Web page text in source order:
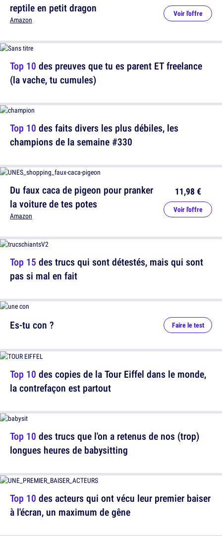
Top 10 des preuves que tu es parent ET freelance
(la vache, tu cumules)
Du faux caca de pigeon pour pranker
la voiture de tes potes
Amazon
11,98 €
Voir l'offre
Es-tu con ? Faire le test
Top 10 des trucs que l'on a retenus de nos (trop)
longues heures de babysitting
reptile en petit dragon
Amazon
Voir l'offre
Top 10 des faits divers les plus débiles, les
champions de la semaine #330
Top 15 des trucs qui sont détestés, mais qui sont
pas si mal en fait
Top 10 des copies de la Tour Eiffel dans le monde,
la contrefaçon est partout
Top 10 des acteurs qui ont vécu leur premier baiser
à l'écran, un maximum de gêne